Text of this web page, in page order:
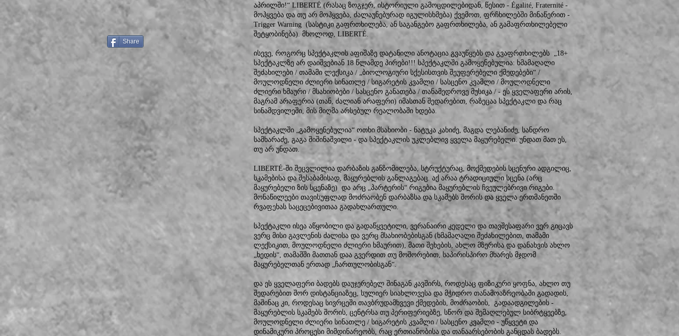
Share
აპრილში!“ LIBERTÉ (რასაც ზოგჯერ, ისტორიული გამოცდილებიდან, წესით - Égalité, Fraternité -
მოჰყვება და თუ არ მოჰყვება, ძალაუნებურად იგულისხმება) ქვემოთ, ფრჩხილებში მინაწერით -
Trigger Warning (სასტიკი გაფრთხილება, ან საგანგებო გაფრთხილება, ან გამაფრთხილებელი
შეტყობინება). მხოლოდ, LIBERTÉ.
ისევე, როგორც სპექტაკლის აფიშაზე დატანილი ანოტაცია გვაუწყებს და გვაფრთხილებს „18+
სპექტაკლზე არ დაიშვებიან 18 წლამდე პირები!!! სპექტაკლში გამოყენებულია: ხმამაღალი
შეძახილები / თამამი ლექსიკა / „ბიოლოგიური სქესისთვის შეუფერებელი ქმედებები“ /
მოულოდნელი ძლიერი სინათლე / სიგარეტის კვამლი / სასცენო კვამლი / მოულოდნელი
ძლიერი ხმაური / მსახიობები / სასცენო განათება / თანამედროვე მუსიკა / - ეს ყველაფერი არის,
მაგრამ არაფერია (თან, ძალიან არაფერი) იმასთან შედარებით, რაზეცაა სპექტაკლი და რაც
სინამდვილეში, მის მიღმა არსებულ რეალობაში ხდება.
სპექტაკლში „გამოყენებულია“ ოთხი მსახიობი - ნატუკა კახიძე, მაგდა ლებანიძე, სანდრო
სამხარაძე, გაგა შიშინაშვილი - და სპექტაკლის უკლებლივ ყველა მაყურებელი. უნდათ მათ ეს,
თუ არ უნდათ.
LIBERTÉ-ში შეცვლილია დარბაზის განზომილება, სტრუქტურაც, მოქმედების სცენური ადგილიც,
სკამებისა და შესაბამისად, მაყურებლის განლაგებაც. აქ არაა ტრადიციული სცენა (არც
მაყურებელი ზის სცენაზე) და არც „პარტერის“ რიგებია მაყურებლის ჩვეულებრივი რიგები.
მონაწილეები თავისუფლად მოძრაობენ დარბაზსა და სკამებს შორის და ყველა ერთმანეთში
რვაფეხას საცეცებივითაა გადახლართული.
სპექტაკლი ისეა აწყობილი და გადაწყვეტილი, ვერანაირი კედელი და თავშესაფარი ვერ გიცავს
ვერც მისი გავლენის ძალისა და ვერც მსახიობებისგან (ხმამაღალი შეძახილებით, თამამი
ლექსიკით, მოულოდნელი ძლიერი ხმაურით), მათი შეხების, ახლო მზერისა და დანახვის ახლო
„ხედის“, თამაშში მათთან დაა გვერდით თუ მოშორებით, საპირისპირო მხარეს მჯდომ
მაყურებელთან ერთად „ჩართულობისგან“.
და ეს ყველაფერი ბადებს დაუჯერებელ შინაგან კავშირს, როდესაც ფიზიკური ყოფნა, ახლო თუ
შედარებით შორ დისტანციაზეც, სულიერ სიახლოვესა და მჭიდრო თანამოაზრეობაში გადადის,
მაშინაც კი, როდესაც სივრცეში თავბრუდამხვევი ქმედების, მოძრაობის, გადაადგილების -
მაყურებლის სკამებს შორის, ცენტრსა თუ პერიფერიებზე, სწორ და შემაღლებულ სიბრტყეებზე,
მოულოდნელი ძლიერი სინათლე / სიგარეტის კვამლი / სასცენო კვამლი - უწყვეტი და
დინამიკური პროცესი მიმდინარეობს, რაც ერთიანობისა და თანაარსებობის განცდას ბადებს.